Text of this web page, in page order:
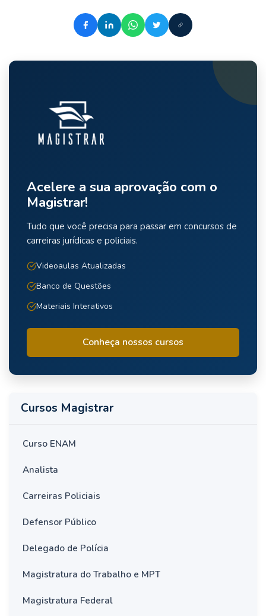
Acelere a sua aprovação com o
Magistrar!
Tudo que você precisa para passar em concursos de
carreiras jurídicas e policiais.
Videoaulas Atualizadas
Banco de Questões
Materiais Interativos
Conheça nossos cursos
Cursos Magistrar
Curso ENAM
Analista
Carreiras Policiais
Defensor Público
Delegado de Polícia
Magistratura do Trabalho e MPT
Magistratura Federal